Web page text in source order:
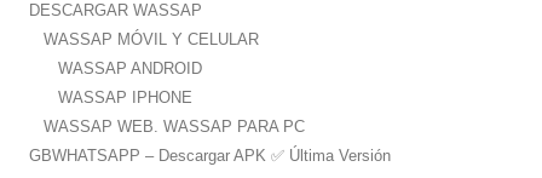
DESCARGAR WASSAP
WASSAP MÓVIL Y CELULAR
WASSAP ANDROID
WASSAP IPHONE
WASSAP WEB. WASSAP PARA PC
GBWHATSAPP – Descargar APK ✅️ Última Versión